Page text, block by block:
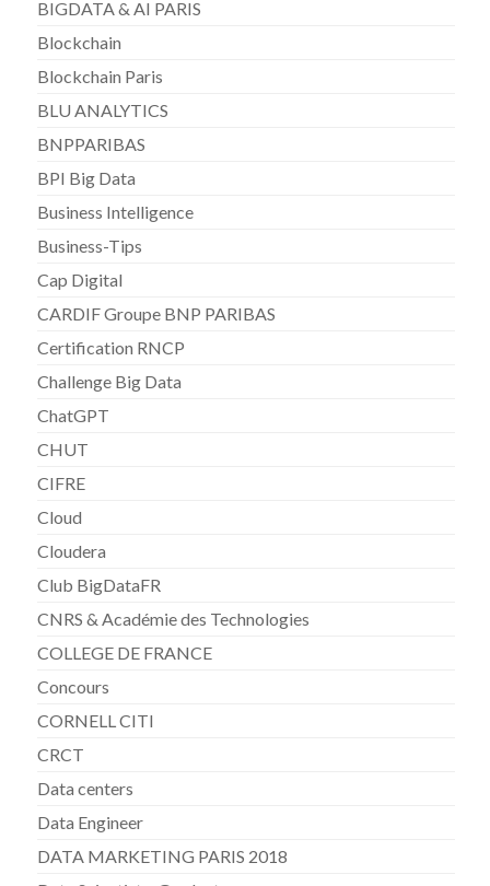
BIGDATA & AI PARIS
Blockchain
Blockchain Paris
BLU ANALYTICS
BNPPARIBAS
BPI Big Data
Business Intelligence
Business-Tips
Cap Digital
CARDIF Groupe BNP PARIBAS
Certification RNCP
Challenge Big Data
ChatGPT
CHUT
CIFRE
Cloud
Cloudera
Club BigDataFR
CNRS & Académie des Technologies
COLLEGE DE FRANCE
Concours
CORNELL CITI
CRCT
Data centers
Data Engineer
DATA MARKETING PARIS 2018